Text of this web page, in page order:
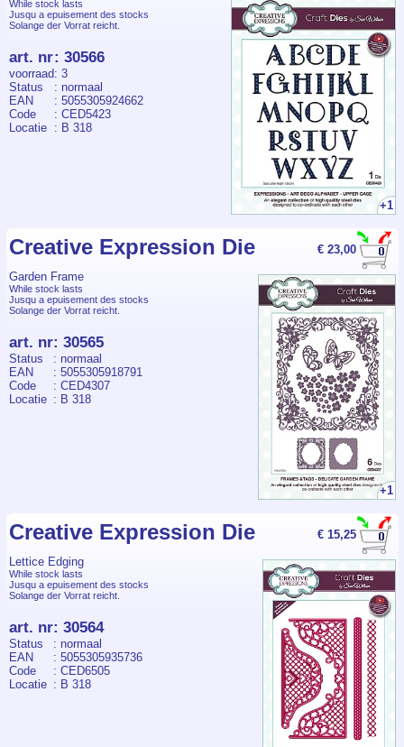
+1
While stock lasts
Jusqu a epuisement des stocks
Solange der Vorrat reicht.
art. nr: 30566
voorraad: 3
Status
: normaal
EAN
: 5055305924662
Code
: CED5423
Locatie : B 318
€ 23,00
Creative Expression Die
Garden Frame
+1
While stock lasts
Jusqu a epuisement des stocks
Solange der Vorrat reicht.
art. nr: 30565
Status
: normaal
EAN
: 5055305918791
Code
: CED4307
Locatie : B 318
€ 15,25
Creative Expression Die
Lettice Edging
While stock lasts
Jusqu a epuisement des stocks
Solange der Vorrat reicht.
art. nr: 30564
Status
: normaal
EAN
: 5055305935736
Code
: CED6505
Locatie : B 318